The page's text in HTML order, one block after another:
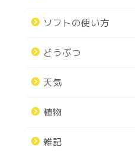
ソフトの使い方
どうぶつ
天気
植物
雑記